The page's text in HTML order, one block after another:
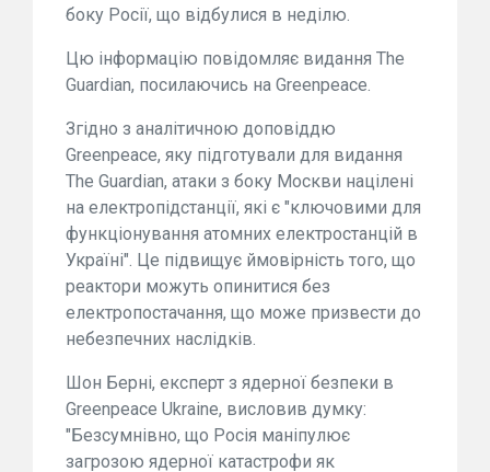
боку Росії, що відбулися в неділю.
Цю інформацію повідомляє видання The
Guardian, посилаючись на Greenpeace.
Згідно з аналітичною доповіддю
Greenpeace, яку підготували для видання
The Guardian, атаки з боку Москви націлені
на електропідстанції, які є "ключовими для
функціонування атомних електростанцій в
Україні". Це підвищує ймовірність того, що
реактори можуть опинитися без
електропостачання, що може призвести до
небезпечних наслідків.
Шон Берні, експерт з ядерної безпеки в
Greenpeace Ukraine, висловив думку:
"Безсумнівно, що Росія маніпулює
загрозою ядерної катастрофи як